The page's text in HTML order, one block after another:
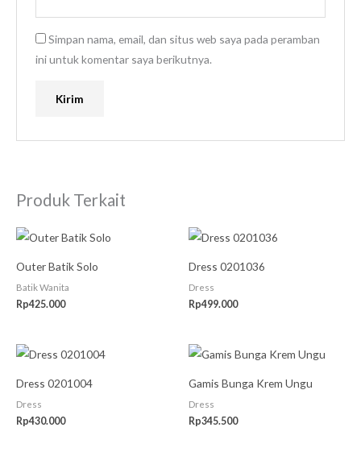
Simpan nama, email, dan situs web saya pada peramban
ini untuk komentar saya berikutnya.
Produk Terkait
Outer Batik Solo
Batik Wanita
Rp425.000
Dress 0201036
Dress
Rp499.000
Dress 0201004
Dress
Rp430.000
Gamis Bunga Krem Ungu
Dress
Rp345.500